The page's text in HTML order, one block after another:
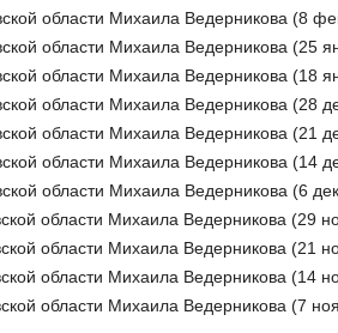
области Михаила Ведерникова (8
области Михаила Ведерникова (25
области Михаила Ведерникова (18
области Михаила Ведерникова (28
области Михаила Ведерникова (21
области Михаила Ведерникова (14
области Михаила Ведерникова (6
области Михаила Ведерникова (29
области Михаила Ведерникова (21
области Михаила Ведерникова (14
области Михаила Ведерникова (7